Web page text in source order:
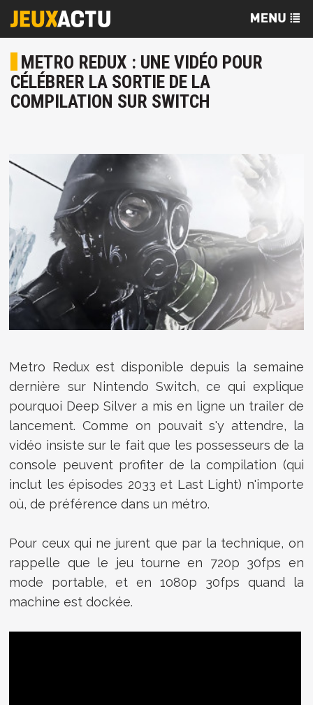
METRO REDUX : UNE VIDÉO POUR
CÉLÉBRER LA SORTIE DE LA
COMPILATION SUR SWITCH
Metro Redux est disponible depuis la semaine
dernière sur Nintendo Switch, ce qui explique
pourquoi Deep Silver a mis en ligne un trailer de
lancement. Comme on pouvait s'y attendre, la
vidéo insiste sur le fait que les possesseurs de la
console peuvent profiter de la compilation (qui
inclut les épisodes 2033 et Last Light) n'importe
où, de préférence dans un métro.
Pour ceux qui ne jurent que par la technique, on
rappelle que le jeu tourne en 720p 30fps en
mode portable, et en 1080p 30fps quand la
machine est dockée.